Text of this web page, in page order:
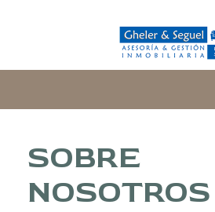
SOBRE
NOSOTROS